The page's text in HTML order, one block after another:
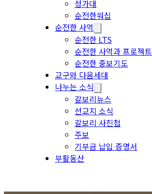
성가대
순전한워십
순전한 사역
순전한 LTS
순전한 사역과 프로젝트
순전한 중보기도
교구와 다음세대
나누는 소식
갈보리뉴스
선교지 소식
갈보리 사진첩
주보
기부금 납입 증명서
부활동산